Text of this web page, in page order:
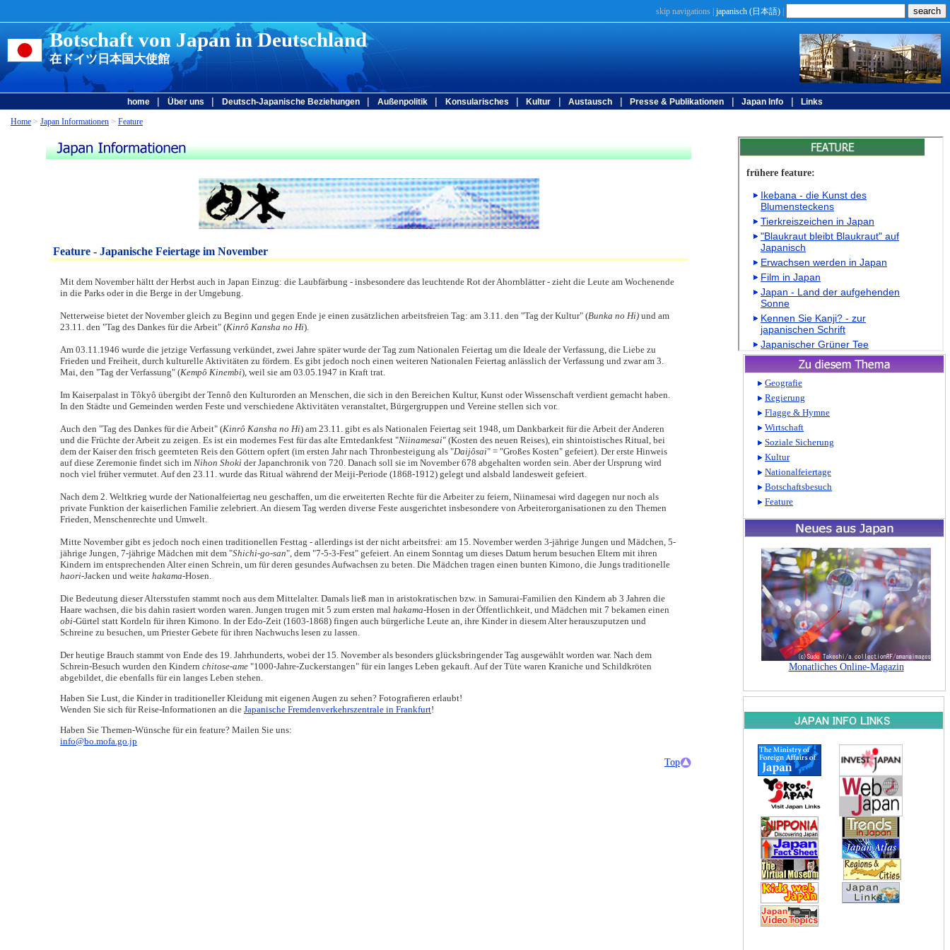
skip navigations japanisch (日本語)
Botschaft von Japan in Deutschland
在ドイツ日本国大使館
home | Über uns | Deutsch-Japanische Beziehungen | Außenpolitik | Konsularisches | Kultur | Austausch | Presse & Publikationen | Japan Info | Links
Home > Japan Informationen > Feature
Feature - Japanische Feiertage im November
Mit dem November hältt der Herbst auch in Japan Einzug: die Laubfärbung - insbesondere das leuchtende Rot der Ahornblätter - zieht die Leute am Wochenende
in die Parks oder in die Berge in der Umgebung.
Netterweise bietet der November gleich zu Beginn und gegen Ende je einen zusätzlichen arbeitsfreien Tag: am 3.11. den "Tag der Kultur" (Bunka no Hi) und am
23.11. den "Tag des Dankes für die Arbeit" (Kinrô Kansha no Hi).
Am 03.11.1946 wurde die jetzige Verfassung verkündet, zwei Jahre später wurde der Tag zum Nationalen Feiertag um die Ideale der Verfassung, die Liebe zu
Frieden und Freiheit, durch kulturelle Aktivitäten zu fördern. Es gibt jedoch noch einen weiteren Nationalen Feiertag anlässlich der Verfassung und zwar am 3.
Mai, den "Tag der Verfassung" (Kempô Kinembi), weil sie am 03.05.1947 in Kraft trat.
Im Kaiserpalast in Tôkyô übergibt der Tennô den Kulturorden an Menschen, die sich in den Bereichen Kultur, Kunst oder Wissenschaft verdient gemacht haben.
In den Städte und Gemeinden werden Feste und verschiedene Aktivitäten veranstaltet, Bürgergruppen und Vereine stellen sich vor.
Auch den "Tag des Dankes für die Arbeit" (Kinrô Kansha no Hi) am 23.11. gibt es als Nationalen Feiertag seit 1948, um Dankbarkeit für die Arbeit der Anderen
und die Früchte der Arbeit zu zeigen. Es ist ein modernes Fest für das alte Erntedankfest "Niinamesai" (Kosten des neuen Reises), ein shintoistisches Ritual, bei
dem der Kaiser den frisch geernteten Reis den Göttern opfert (im ersten Jahr nach Thronbesteigung als "Daijôsai" = "Großes Kosten" gefeiert). Der erste Hinweis
auf diese Zeremonie findet sich im Nihon Shoki der Japanchronik von 720. Danach soll sie im November 678 abgehalten worden sein. Aber der Ursprung wird
noch viel früher vermutet. Auf den 23.11. wurde das Ritual während der Meiji-Periode (1868-1912) gelegt und alsbald landesweit gefeiert.
Nach dem 2. Weltkrieg wurde der Nationalfeiertag neu geschaffen, um die erweiterten Rechte für die Arbeiter zu feiern, Niinamesai wird dagegen nur noch als
private Funktion der kaiserlichen Familie zelebriert. An diesem Tag werden diverse Feste ausgerichtet insbesondere von Arbeiterorganisationen zu den Themen
Frieden, Menschenrechte und Umwelt.
Mitte November gibt es jedoch noch einen traditionellen Festtag - allerdings ist der nicht arbeitsfrei: am 15. November werden 3-jährige Jungen und Mädchen, 5-
jährige Jungen, 7-jährige Mädchen mit dem "Shichi-go-san", dem "7-5-3-Fest" gefeiert. An einem Sonntag um dieses Datum herum besuchen Eltern mit ihren
Kindern im entsprechenden Alter einen Schrein, um für deren gesundes Aufwachsen zu beten. Die Mädchen tragen einen bunten Kimono, die Jungs traditionelle
haori-Jacken und weite hakama-Hosen.
Die Bedeutung dieser Altersstufen stammt noch aus dem Mittelalter. Damals ließ man in aristokratischen bzw. in Samurai-Familien den Kindern ab 3 Jahren die
Haare wachsen, die bis dahin rasiert worden waren. Jungen trugen mit 5 zum ersten mal hakama-Hosen in der Öffentlichkeit, und Mädchen mit 7 bekamen einen
obi-Gürtel statt Kordeln für ihren Kimono. In der Edo-Zeit (1603-1868) fingen auch bürgerliche Leute an, ihre Kinder in diesem Alter herauszuputzen und
Schreine zu besuchen, um Priester Gebete für ihren Nachwuchs lesen zu lassen.
Der heutige Brauch stammt von Ende des 19. Jahrhunderts, wobei der 15. November als besonders glücksbringender Tag ausgewählt worden war. Nach dem
Schrein-Besuch wurden den Kindern chitose-ame "1000-Jahre-Zuckerstangen" für ein langes Leben gekauft. Auf der Tüte waren Kraniche und Schildkröten
abgebildet, die ebenfalls für ein langes Leben stehen.
Haben Sie Lust, die Kinder in traditioneller Kleidung mit eigenen Augen zu sehen? Fotografieren erlaubt!
Wenden Sie sich für Reise-Informationen an die Japanische Fremdenverkehrszentrale in Frankfurt!
Haben Sie Themen-Wünsche für ein feature? Mailen Sie uns:
info@bo.mofa.go.jp
Top